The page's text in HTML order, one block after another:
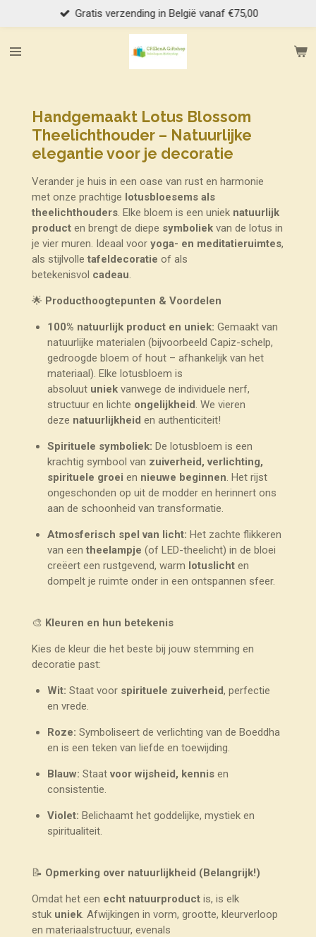
direct
naar
Gratis verzending in België vanaf €75,00
Handgemaakt Lotus Blossom
Theelichthouder – Natuurlijke
elegantie voor je decoratie
Verander je huis in een oase van rust en harmonie
met onze prachtige lotusbloesems als
theelichthouders. Elke bloem is een uniek natuurlijk
producten brengt de diepe symboliekvan de lotus in
je vier muren. Ideaal voor yoga- en meditatieruimtes,
als stijlvolle tafeldecoratie of als
betekenisvol cadeau.
🌟 Producthoogtepunten & Voordelen
100% natuurlijk product en uniek: Gemaakt van
natuurlijke materialen (bijvoorbeeld Capiz-schelp,
gedroogde bloem of hout – afhankelijk van het
materiaal). Elke lotusbloem is
absoluut uniek vanwege de individuele nerf,
structuur en lichte ongelijkheid. We vieren
deze natuurlijkheid en authenticiteit!
Spirituele symboliek: De lotusbloem is een
krachtig symbool van zuiverheid, verlichting,
spirituele groei en nieuwe beginnen. Het rijst
ongeschonden op uit de modder en herinnert ons
aan de schoonheid van transformatie.
Atmosferisch spel van licht: Het zachte flikkeren
van eentheelampje (of LED-theelicht) in de bloei
creëert een rustgevend, warm lotuslicht en
dompelt je ruimte onder in een ontspannen sfeer.
🎨 Kleuren en hun betekenis
Kies de kleur die het beste bij jouw stemming en
decoratie past:
Wit: Staat voor spirituele zuiverheid, perfectie
en vrede.
Roze: Symboliseert de verlichting van de Boeddha
en is een teken van liefde en toewijding.
Blauw: Staatvoor wijsheid, kennis en
consistentie.
Violet: Belichaamt het goddelijke, mystiek en
spiritualiteit.
📝 Opmerking over natuurlijkheid (Belangrijk!)
Omdat het een echt natuurproductis, is elk
stuk uniek. Afwijkingen in vorm, grootte, kleurverloop
en materiaalstructuur, evenals